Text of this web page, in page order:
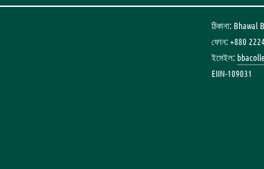
ঠিকানা:
ফোন: +880
ইমেইল:
EIIN-109031